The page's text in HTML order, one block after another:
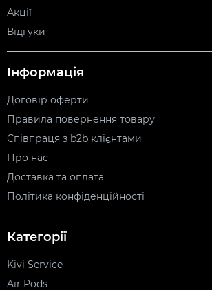
Акції
Відгуки
Інформація
Договір оферти
Правила повернення товару
Співпраця з b2b клієнтами
Про нас
Доставка та оплата
Політика конфіденційності
Категорії
Kivi Service
Air Pods